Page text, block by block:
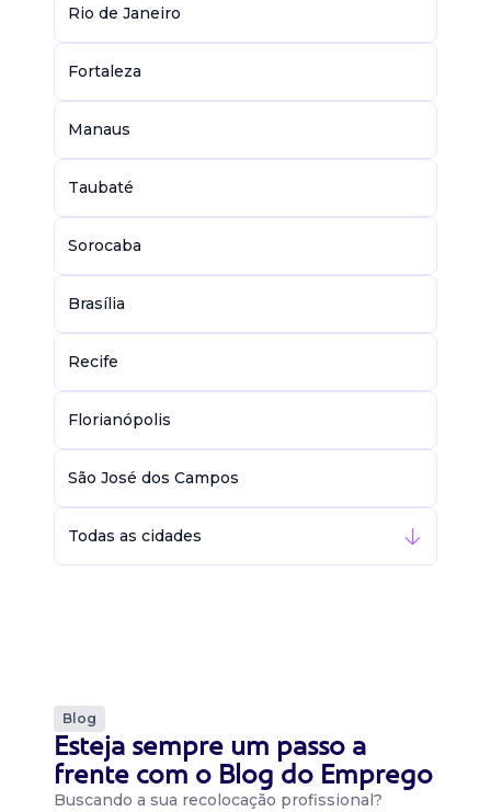
Rio de Janeiro
Fortaleza
Manaus
Taubaté
Sorocaba
Brasília
Recife
Florianópolis
São José dos Campos
Todas as cidades
Blog
Esteja sempre um passo a
frente com o Blog do Emprego
Buscando a sua recolocação profissional?